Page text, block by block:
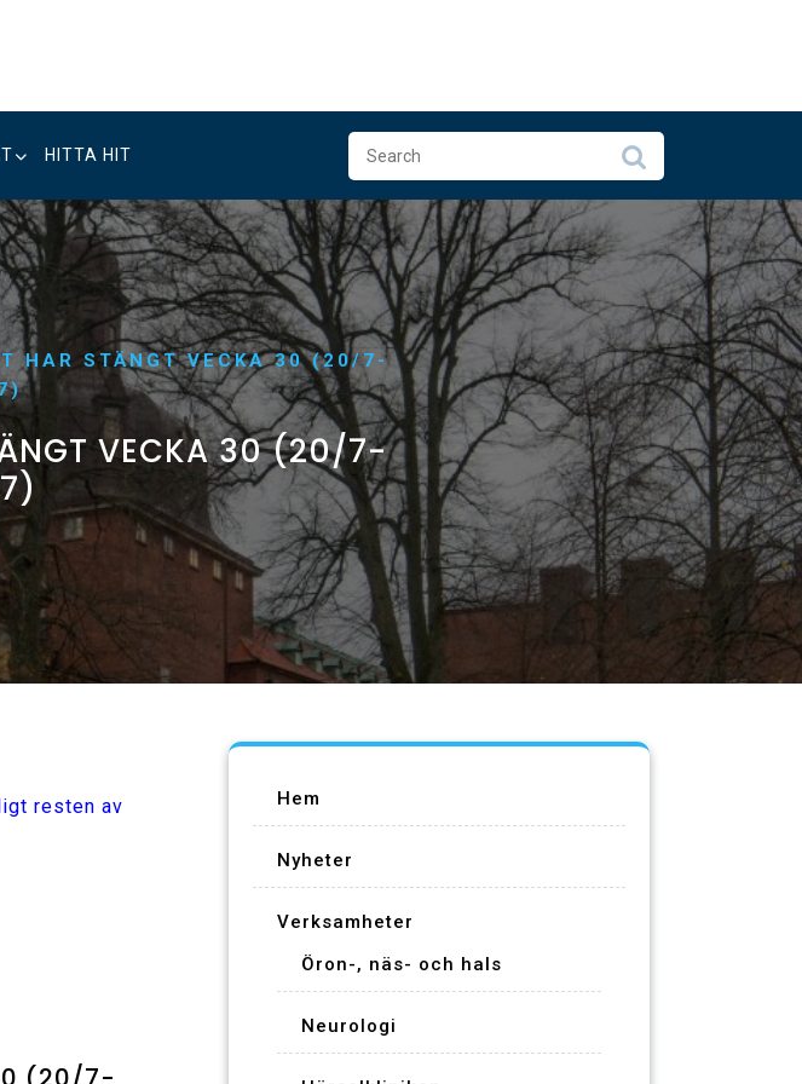
HITTA HIT
HAR STÄNGT VECKA 30 (20/7-
VECKA 30 (20/7-
resten av
Hem
Nyheter
Verksamheter
Öron-, näs- och hals
Neurologi